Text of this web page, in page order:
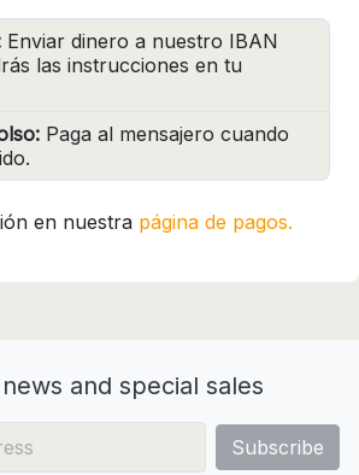
Enviar dinero a nuestro IBAN
las instrucciones en tu
Paga al mensajero cuando
en nuestra página de pagos.
and special sales